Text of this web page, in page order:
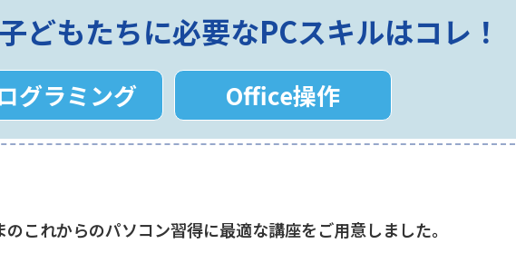
どもたちに必要なPCスキルはコレ！
グラミング Office操作
これからのパソコン習得に最適な講座をご用意しました。